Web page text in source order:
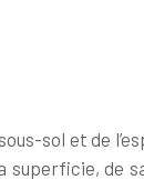
sol et de
superficie, de